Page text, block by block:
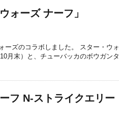
ォーズ ナーフ」
ーズのコラボしました。 スター・ウォ
月末）と、チューバッカのボウガンタ
フ N-ストライクエリー